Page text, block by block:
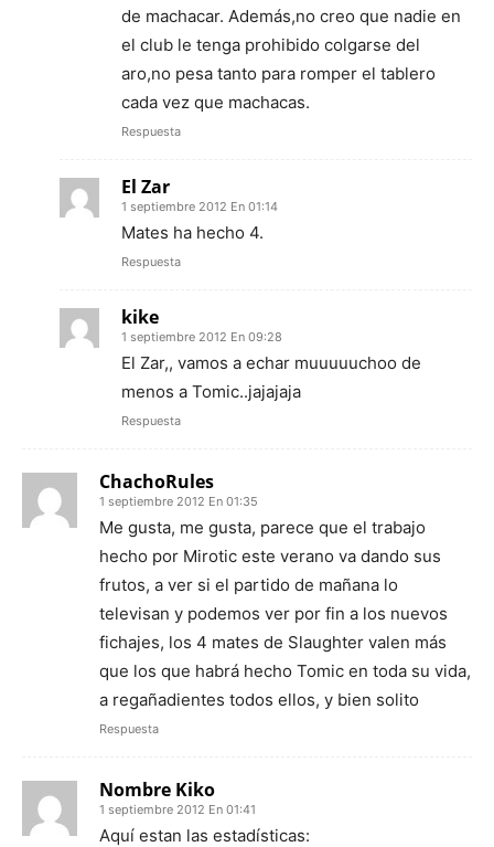
de machacar. Además,no creo que nadie en
el club le tenga prohibido colgarse del
aro,no pesa tanto para romper el tablero
cada vez que machacas.
Respuesta
El Zar
1 septiembre 2012 En 01:14
Mates ha hecho 4.
Respuesta
kike
1 septiembre 2012 En 09:28
El Zar,, vamos a echar muuuuuchoo de
menos a Tomic..jajajaja
Respuesta
ChachoRules
1 septiembre 2012 En 01:35
Me gusta, me gusta, parece que el trabajo
hecho por Mirotic este verano va dando sus
frutos, a ver si el partido de mañana lo
televisan y podemos ver por fin a los nuevos
fichajes, los 4 mates de Slaughter valen más
que los que habrá hecho Tomic en toda su vida,
a regañadientes todos ellos, y bien solito
Respuesta
Nombre Kiko
1 septiembre 2012 En 01:41
Aquí estan las estadísticas: